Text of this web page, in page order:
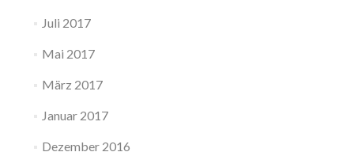
Juli 2017
Mai 2017
März 2017
Januar 2017
Dezember 2016